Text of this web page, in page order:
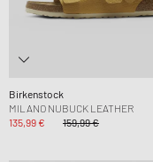
Birkenstock
MILANO NUBUCK LEATHER
135,99 €
159,99 €